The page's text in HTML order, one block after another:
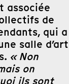
associée
de
qui a
salle d’art
« Non
on
ils sont